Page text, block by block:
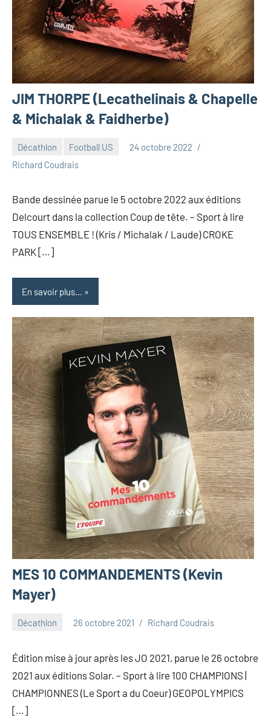
JIM THORPE (Lecathelinais & Chapelle
& Michalak & Faidherbe)
Décathlon Football US
24 octobre 2022
Richard Coudrais
Bande dessinée parue le 5 octobre 2022 aux éditions
Delcourt dans la collection Coup de tête. – Sport à lire
TOUS ENSEMBLE ! (Kris / Michalak / Laude) CROKE
PARK […]
En savoir plus...
MES 10 COMMANDEMENTS (Kevin
Mayer)
Décathlon 26 octobre 2021 Richard Coudrais
Édition mise à jour après les JO 2021, parue le 26 octobre
2021 aux éditions Solar. – Sport à lire 100 CHAMPIONS |
CHAMPIONNES (Le Sport a du Coeur) GEOPOLYMPICS
[…]